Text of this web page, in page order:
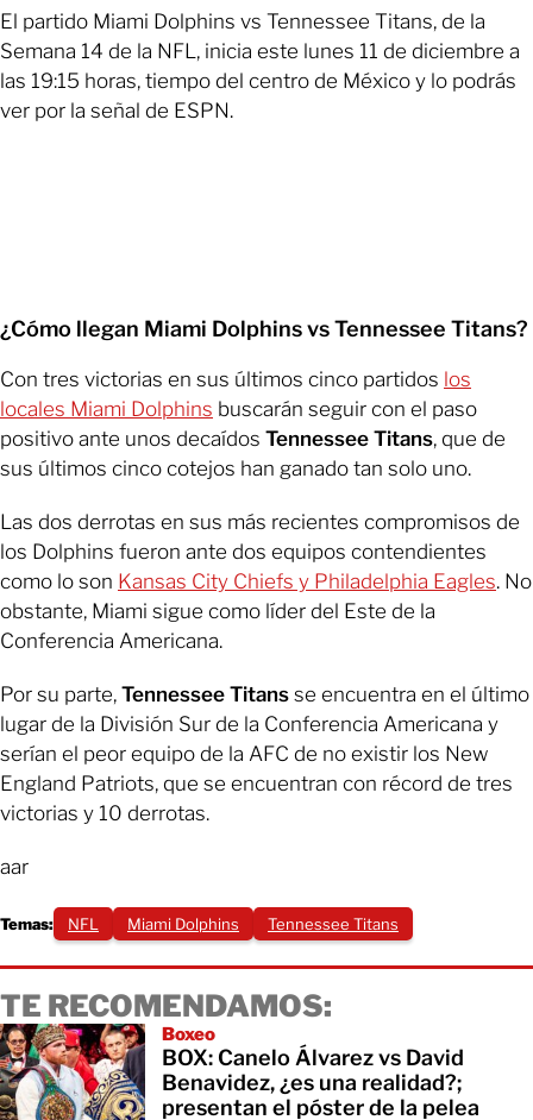
El partido Miami Dolphins vs Tennessee Titans, de la
Semana 14 de la NFL, inicia este lunes 11 de diciembre a
las 19:15 horas, tiempo del centro de México y lo podrás
ver por la señal de ESPN.
¿Cómo llegan Miami Dolphins vs Tennessee Titans?
Con tres victorias en sus últimos cinco partidos los
locales Miami Dolphins buscarán seguir con el paso
positivo ante unos decaídos Tennessee Titans, que de
sus últimos cinco cotejos han ganado tan solo uno.
Las dos derrotas en sus más recientes compromisos de
los Dolphins fueron ante dos equipos contendientes
como lo son Kansas City Chiefs y Philadelphia Eagles. No
obstante, Miami sigue como líder del Este de la
Conferencia Americana.
Por su parte, Tennessee Titans se encuentra en el último
lugar de la División Sur de la Conferencia Americana y
serían el peor equipo de la AFC de no existir los New
England Patriots, que se encuentran con récord de tres
victorias y 10 derrotas.
aar
Temas: NFL Miami Dolphins Tennessee Titans
TE RECOMENDAMOS:
Boxeo
BOX: Canelo Álvarez vs David
Benavidez, ¿es una realidad?;
presentan el póster de la pelea